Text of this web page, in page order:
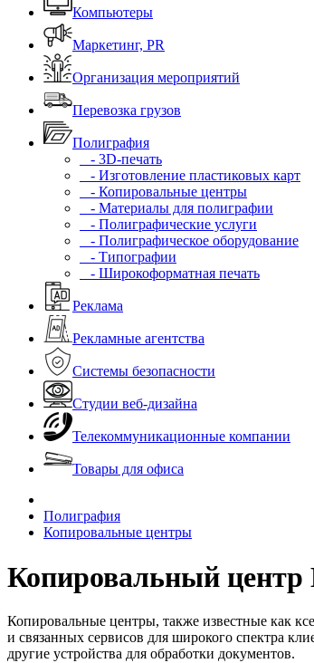
Компьютеры
Маркетинг, PR
Организация мероприятий
Перевозка грузов
Полиграфия
- 3D-печать
- Изготовление пластиковых карт
- Копировальные центры
- Материалы для полиграфии
- Полиграфические услуги
- Полиграфическое оборудование
- Типографии
- Широкоформатная печать
Реклама
Рекламные агентства
Системы безопасности
Студии веб-дизайна
Телекоммуникационные компании
Товары для офиса
Полиграфия
Копировальные центры
Копировальный центр
Копировальные центры, также известные как
и связанных сервисов для широкого спектра
другие устройства для обработки документов.